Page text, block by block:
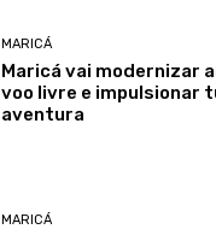
MARICÁ
Maricá vai modernizar
voo livre e impulsionar
aventura
MARICÁ